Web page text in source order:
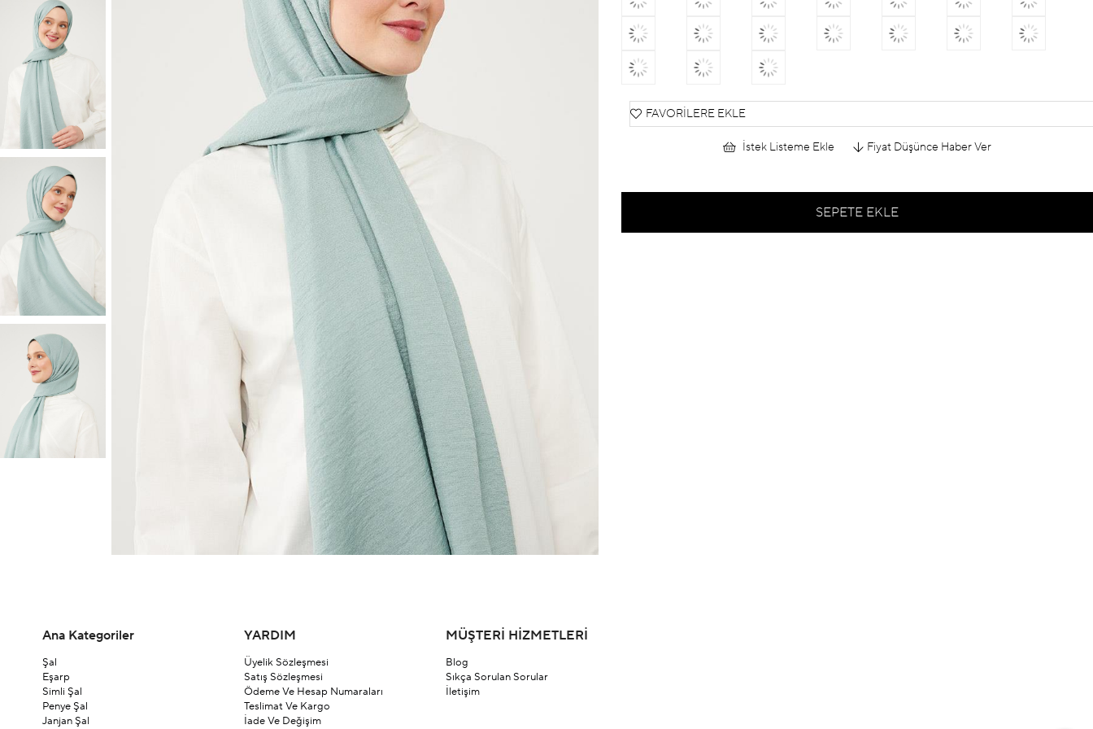
FAVORILERE EKLE
İstek Listeme Ekle Fiyat Düşünce Haber Ver
Ana Kategoriler
Şal
Eşarp
Simli Şal
Penye Şal
Janjan Şal
YARDIM
Üyelik Sözleşmesi
Satış Sözleşmesi
Ödeme Ve Hesap Numaraları
Teslimat Ve Kargo
İade Ve Değişim
MÜŞTERİ HİZMETLERİ
Blog
Sıkça Sorulan Sorular
İletişim